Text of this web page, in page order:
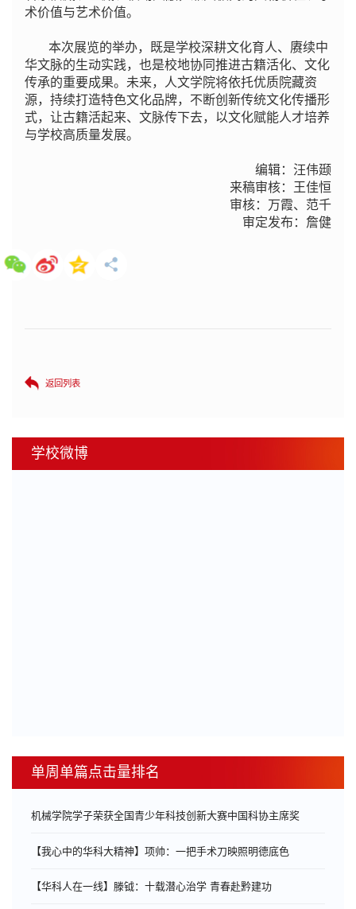
术价值与艺术价值。
本次展览的举办，既是学校深耕文化育人、赓续中
华文脉的生动实践，也是校地协同推进古籍活化、文化
传承的重要成果。未来，人文学院将依托优质院藏资
源，持续打造特色文化品牌，不断创新传统文化传播形
式，让古籍活起来、文脉传下去，以文化赋能人才培养
与学校高质量发展。
编辑：汪伟颋
来稿审核：王佳恒
审核：万霞、范千
审定发布：詹健
返回列表
学校微博
单周单篇点击量排名
机械学院学子荣获全国青少年科技创新大赛中国科协主席奖
【我心中的华科大精神】项帅：一把手术刀映照明德底色
【华科人在一线】滕钺：十载潜心治学 青春赴黔建功